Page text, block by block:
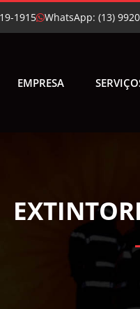
1915 WhatsApp: (13)
EMPRESA